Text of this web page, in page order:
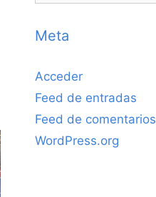
Meta
Acceder
Feed de entradas
Feed de comentarios
WordPress.org